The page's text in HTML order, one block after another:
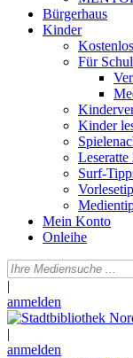
Bürgerhaus
Kinder
Für
Kinder
Leseratte
Surf-
Mein Konto
Onleihe
|
anmelden
|
anmelden